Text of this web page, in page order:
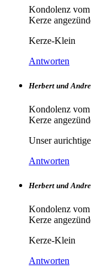
Kondolenz vom
Kerze
Kerze-Klein
Antworten
Herbert und
Kondolenz vom
Kerze
Unser
Antworten
Herbert und
Kondolenz vom
Kerze
Kerze-Klein
Antworten